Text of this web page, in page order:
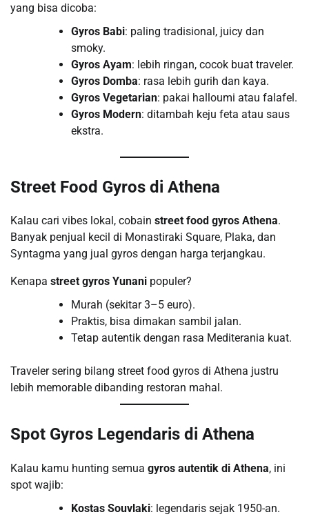
yang bisa dicoba:
Gyros Babi: paling tradisional, juicy dan
smoky.
Gyros Ayam: lebih ringan, cocok buat traveler.
Gyros Domba: rasa lebih gurih dan kaya.
Gyros Vegetarian: pakai halloumi atau falafel.
Gyros Modern: ditambah keju feta atau saus
ekstra.
Street Food Gyros di Athena
Kalau cari vibes lokal, cobain street food gyros Athena.
Banyak penjual kecil di Monastiraki Square, Plaka, dan
Syntagma yang jual gyros dengan harga terjangkau.
Kenapa street gyros Yunani populer?
Murah (sekitar 3–5 euro).
Praktis, bisa dimakan sambil jalan.
Tetap autentik dengan rasa Mediterania kuat.
Traveler sering bilang street food gyros di Athena justru
lebih memorable dibanding restoran mahal.
Spot Gyros Legendaris di Athena
Kalau kamu hunting semua gyros autentik di Athena, ini
spot wajib:
Kostas Souvlaki: legendaris sejak 1950-an.